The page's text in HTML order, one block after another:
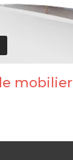
mobilier